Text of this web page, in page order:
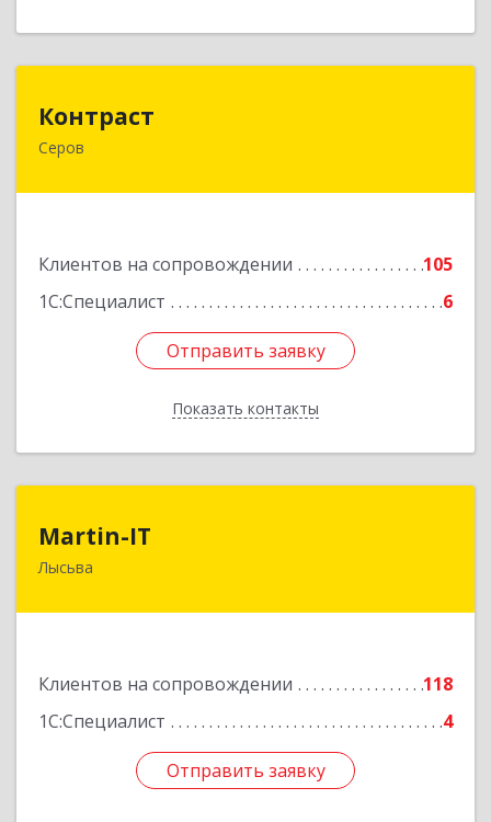
Контраст
Серов
Клиентов на сопровождении
105
1С:Специалист
6
Отправить заявку
Показать контакты
624993, Свердловская обл, Серов г, Ленина ул,
Отправить заявку
Назад
Martin-IT
Лысьва
Клиентов на сопровождении
118
1С:Специалист
4
Отправить заявку
618900, Пермский край, Лысьва г, Смышляева
Отправить заявку